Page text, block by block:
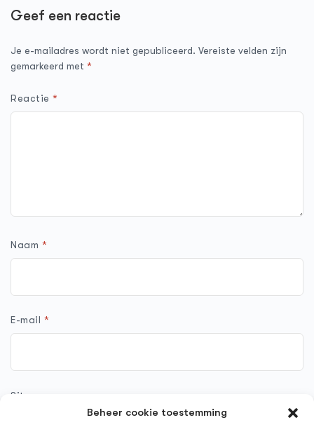
Beheer cookie toestemming
Geef een reactie
Je e-mailadres wordt niet gepubliceerd. Vereiste velden zijn
gemarkeerd met *
Reactie*
Naam *
E-mail *
Site